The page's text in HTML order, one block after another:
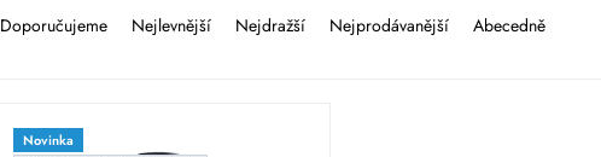
Doporučujeme Nejlevnější Nejdražší Nejprodávanější Abecedně
Novinka